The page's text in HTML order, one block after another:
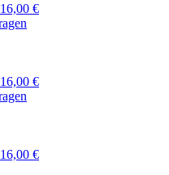
16,00 €
16,00 €
16,00 €